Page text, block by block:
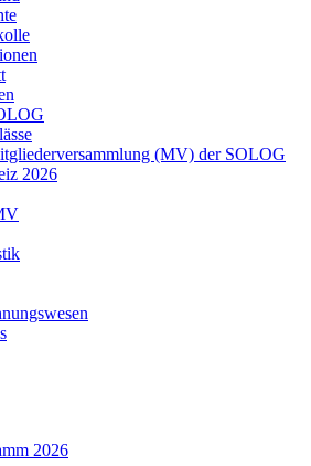
(MV) der SOLOG
2026
2026